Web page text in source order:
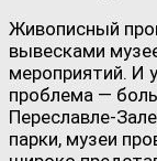
Живописный
вывесками
мероприятий. И
проблема —
Переславле-
парки, музеи